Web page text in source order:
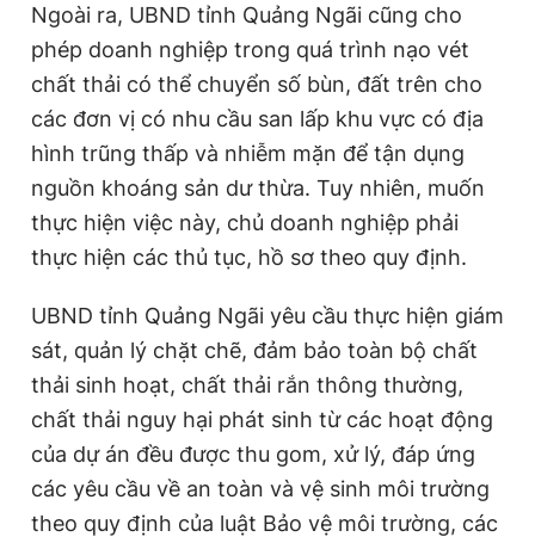
Ngoài ra, UBND tỉnh Quảng Ngãi cũng cho
phép doanh nghiệp trong quá trình nạo vét
chất thải có thể chuyển số bùn, đất trên cho
các đơn vị có nhu cầu san lấp khu vực có địa
hình trũng thấp và nhiễm mặn để tận dụng
nguồn khoáng sản dư thừa. Tuy nhiên, muốn
thực hiện việc này, chủ doanh nghiệp phải
thực hiện các thủ tục, hồ sơ theo quy định.
UBND tỉnh Quảng Ngãi yêu cầu thực hiện giám
sát, quản lý chặt chẽ, đảm bảo toàn bộ chất
thải sinh hoạt, chất thải rắn thông thường,
chất thải nguy hại phát sinh từ các hoạt động
của dự án đều được thu gom, xử lý, đáp ứng
các yêu cầu về an toàn và vệ sinh môi trường
theo quy định của luật Bảo vệ môi trường, các